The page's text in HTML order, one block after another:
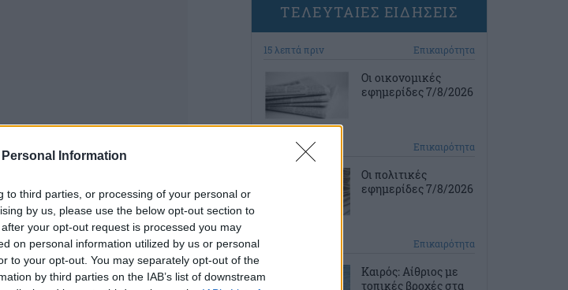
Information
to third parties, or processing of your personal or
by us, please use the below opt-out section to
your opt-out request is processed you may
on personal information utilized by us or personal
to your opt-out. You may separately opt-out of the
by third parties on the IAB’s list of downstream
ΤΕΛΕΥΤΑΙΕΣ ΕΙΔΗΣΕΙΣ
15 λεπτά πριν Επικαιρότητα
Οι οικονομικές
εφημερίδες 7/8/2026
44 λεπτά πριν Επικαιρότητα
Οι πολιτικές
εφημερίδες 7/8/2026
Επικαιρότητα
Καιρός: Αίθριος με
τοπικές βροχές στα